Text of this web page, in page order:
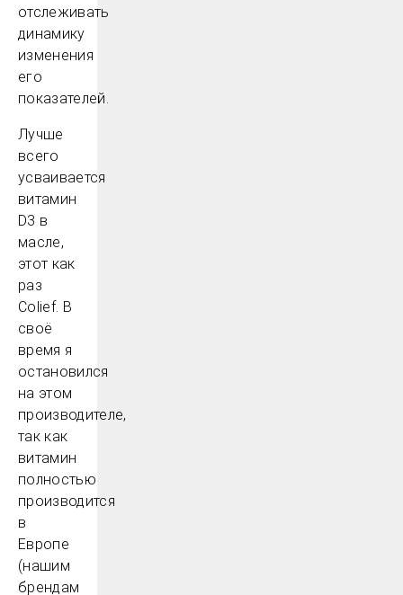
отслеживать
динамику
изменения
его
показателей.
Лучше
всего
усваивается
витамин
D3 в
масле,
этот как
раз
Colief. В
своё
время я
остановился
на этом
производителе,
так как
витамин
полностью
производится
в
Европе
(нашим
брендам